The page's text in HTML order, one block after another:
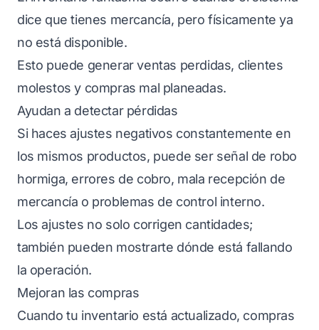
dice que tienes mercancía, pero físicamente ya
no está disponible.
Esto puede generar ventas perdidas, clientes
molestos y compras mal planeadas.
Ayudan a detectar pérdidas
Si haces ajustes negativos constantemente en
los mismos productos, puede ser señal de robo
hormiga, errores de cobro, mala recepción de
mercancía o problemas de control interno.
Los ajustes no solo corrigen cantidades;
también pueden mostrarte dónde está fallando
la operación.
Mejoran las compras
Cuando tu inventario está actualizado, compras